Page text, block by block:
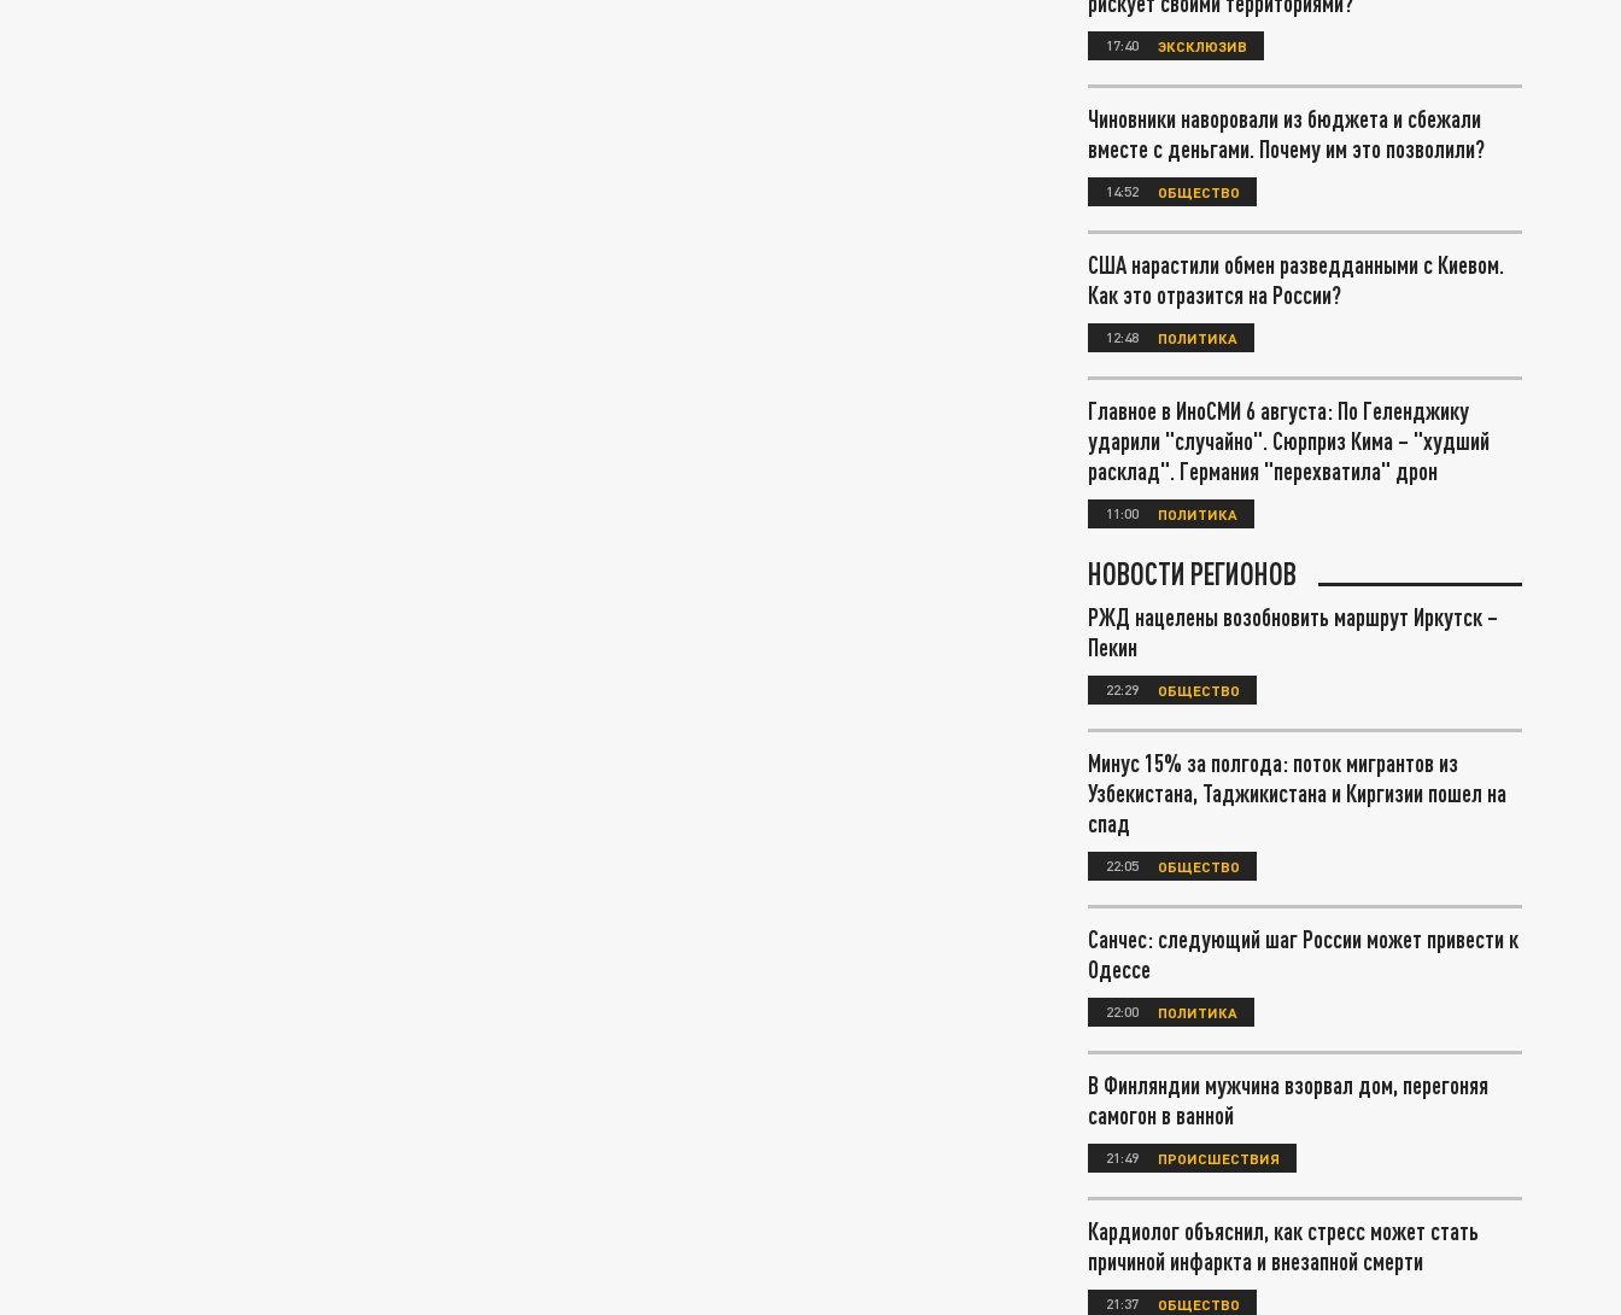
17:40 ЭКСКЛЮЗИВ
Чиновники наворовали из бюджета и сбежали
вместе с деньгами. Почему им это позволили?
14:52 ОБЩЕСТВО
США нарастили обмен разведданными с Киевом.
Как это отразится на России?
12:48 ПОЛИТИКА
Главное в ИноСМИ 6 августа: По Геленджику
ударили "случайно". Сюрприз Кима – "худший
расклад". Германия "перехватила" дрон
11:00 ПОЛИТИКА
НОВОСТИ РЕГИОНОВ
РЖД нацелены возобновить маршрут Иркутск –
Пекин
22:29 ОБЩЕСТВО
Минус 15% за полгода: поток мигрантов из
Узбекистана, Таджикистана и Киргизии пошел на
спад
22:05 ОБЩЕСТВО
Санчес: следующий шаг России может привести к
Одессе
22:00 ПОЛИТИКА
В Финляндии мужчина взорвал дом, перегоняя
самогон в ванной
21:49 ПРОИСШЕСТВИЯ
Кардиолог объяснил, как стресс может стать
причиной инфаркта и внезапной смерти
21:37 ОБЩЕСТВО